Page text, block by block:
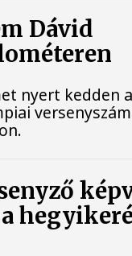
Dávid
nyert kedden